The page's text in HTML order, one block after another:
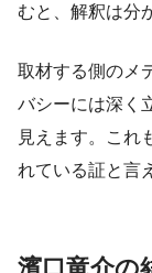
むと、解釈は分
取材する側のメ
バシーには深く
見えます。これ
れている証と言